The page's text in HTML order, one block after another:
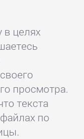
в целях
просмотра.
текста
по